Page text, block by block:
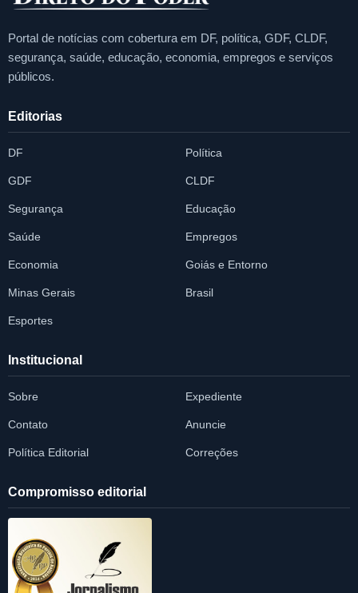
Portal de notícias com cobertura em DF, política, GDF, CLDF,
segurança, saúde, educação, economia, empregos e serviços
públicos.
Editorias
DF Política
GDF CLDF
Segurança Educação
Saúde Empregos
Economia Goiás e Entorno
Minas Gerais Brasil
Esportes
Institucional
Sobre Expediente
Contato Anuncie
Política Editorial Correções
Compromisso editorial